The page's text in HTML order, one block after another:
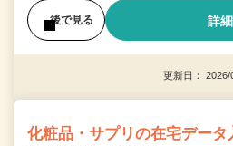
後で見る 詳
更新日：
化粧品・サプリの在宅データ